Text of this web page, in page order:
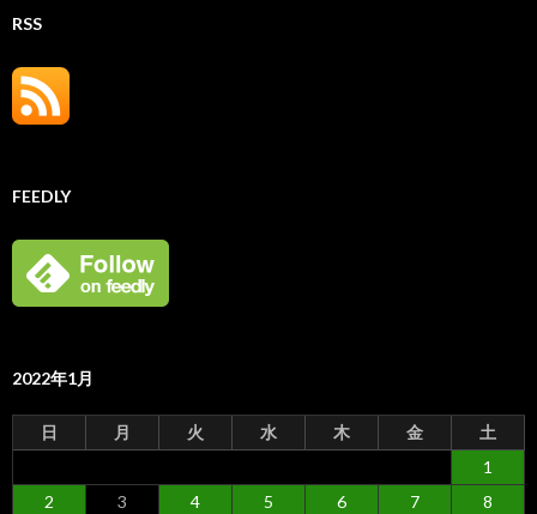
RSS
FEEDLY
2022年1月
日 月 火 水 木 金 土
1
2
3 4 5 6 7
8